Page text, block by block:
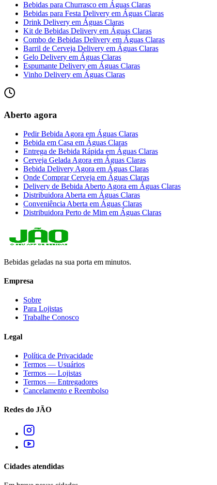
Bebidas para Churrasco em Águas Claras
Bebidas para Festa Delivery em Águas Claras
Drink Delivery em Águas Claras
Kit de Bebidas Delivery em Águas Claras
Combo de Bebidas Delivery em Águas Claras
Barril de Cerveja Delivery em Águas Claras
Gelo Delivery em Águas Claras
Espumante Delivery em Águas Claras
Vinho Delivery em Águas Claras
Aberto agora
Pedir Bebida Agora em Águas Claras
Bebida em Casa em Águas Claras
Entrega de Bebida Rápida em Águas Claras
Cerveja Gelada Agora em Águas Claras
Bebida Delivery Agora em Águas Claras
Onde Comprar Cerveja em Águas Claras
Delivery de Bebida Aberto Agora em Águas Claras
Distribuidora Aberta em Águas Claras
Conveniência Aberta em Águas Claras
Distribuidora Perto de Mim em Águas Claras
Bebidas geladas na sua porta em minutos.
Empresa
Sobre
Para Lojistas
Trabalhe Conosco
Legal
Política de Privacidade
Termos — Usuários
Termos — Lojistas
Termos — Entregadores
Cancelamento e Reembolso
Redes do JÃO
Cidades atendidas